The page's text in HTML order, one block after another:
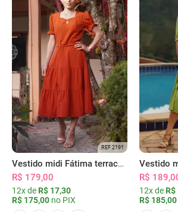
REF 2191
Vestido midi Fátima terracota
R$ 179,00
12x de R$ 17,30
R$ 175,00 no PIX
Vestido
R$
12x de R$
R$ 185,00